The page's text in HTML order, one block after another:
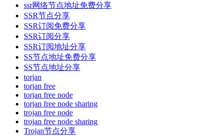
ssr网络节点地址免费分享
SSR节点分享
SSR订阅免费分享
SSR订阅分享
SSR订阅地址分享
SS节点地址免费分享
SS节点地址分享
torjan
torjan free
torjan free node
torjan free node sharing
trojan free node
trojan free node sharing
Trojan节点分享